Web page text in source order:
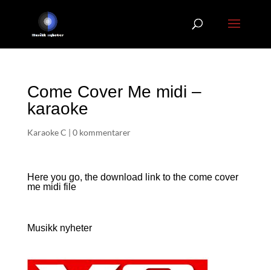
Come Cover Me midi –
karaoke
Karaoke C | 0 kommentarer
Here you go, the download link to the come cover
me midi file
Musikk nyheter